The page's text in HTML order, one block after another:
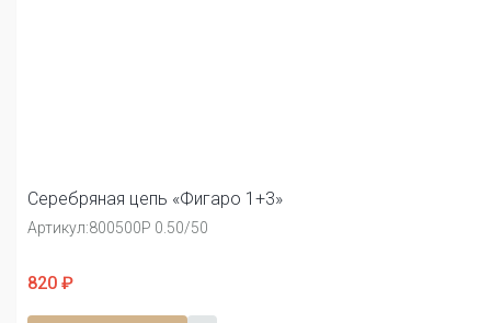
Серебряная цепь «Фигаро 1+3»
Артикул:800500Р 0.50/50
820 ₽